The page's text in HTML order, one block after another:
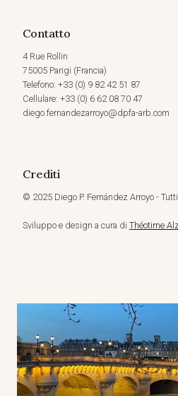
Contatto
4 Rue Rollin
75005 Parigi (Francia)
Telefono: +33 (0) 9 82 42 51 87
Cellulare: +33 (0) 6 62 08 70 47
diego.fernandezarroyo@dpfa-arb.com
Crediti
© 2025 Diego P. Fernández Arroyo -
Sviluppo e design a cura di Théotime